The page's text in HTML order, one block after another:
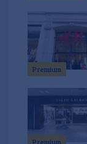
Premium
Premium